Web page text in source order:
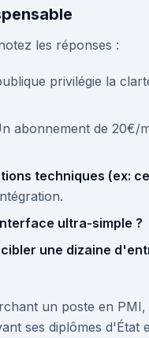
les réponses :
privilégie la
abonnement de 20€/
techniques (ex:
ultra-simple ?
une dizaine
un poste en
ses diplômes d'État